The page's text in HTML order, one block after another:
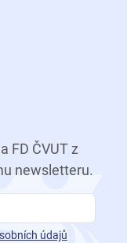
FD ČVUT z
newsletteru.
údajů